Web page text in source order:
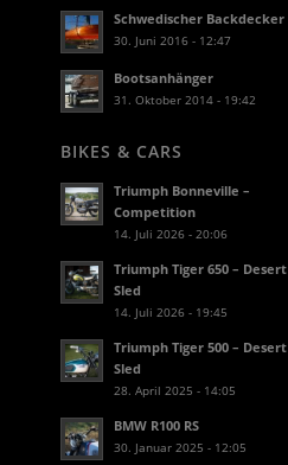
Schwedischer Backdecker
30. Juni 2016 - 12:47
Bootsanhänger
31. Oktober 2014 - 19:42
BIKES & CARS
Triumph Bonneville –
Competition
14. Juli 2026 - 20:06
Triumph Tiger 650 – Desert
Sled
14. Juli 2026 - 19:45
Triumph Tiger 500 – Desert
Sled
28. April 2025 - 14:05
BMW R100 RS
30. Januar 2025 - 12:05